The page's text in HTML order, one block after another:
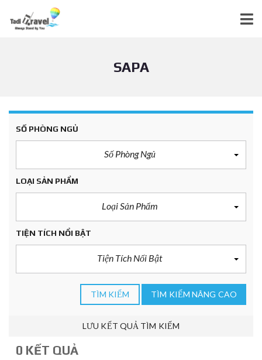
SAPA
SỐ PHÒNG NGỦ
Số Phòng Ngủ
LOẠI SẢN PHẨM
Loại Sản Phẩm
TIỆN TÍCH NỔI BẬT
Tiện Tích Nổi Bật
TÌM KIẾM TÌM KIẾM NÂNG CAO
LƯU KẾT QUẢ TÌM KIẾM
0 KẾT QUẢ